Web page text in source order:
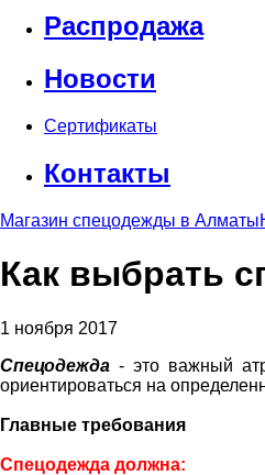
Распродажа
Новости
Сертификаты
Контакты
Магазин спецодежды в Алматы
Как выбрать
1 ноября 2017
Спецодежда - это важный
ориентироваться на
Главные требования
Спецодежда должна: